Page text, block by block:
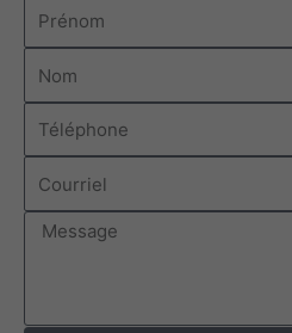
Message